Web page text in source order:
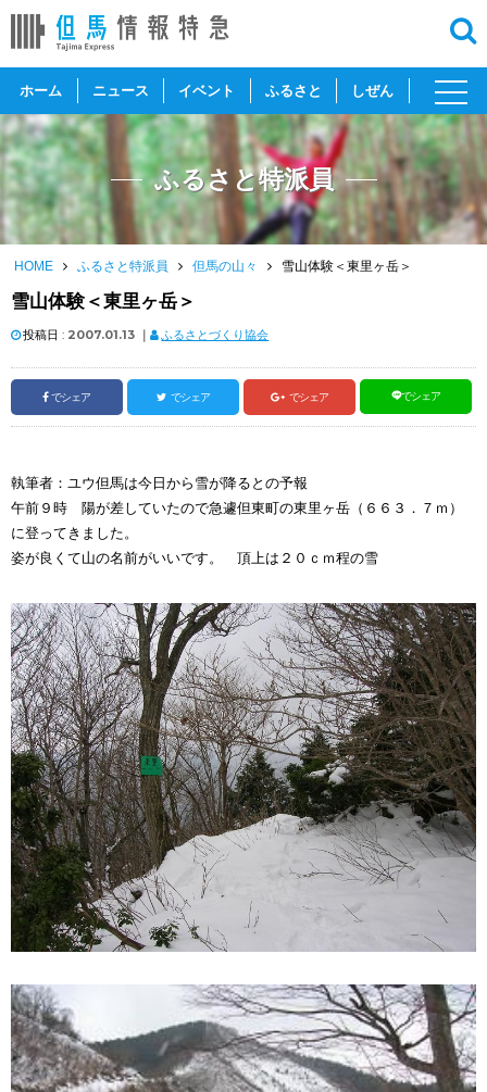
ホーム ニュース イベント ふるさと しぜん
toggle
ふるさと特派員
HOME ふるさと特派員 但馬の山々 雪山体験＜東里ヶ岳＞
雪山体験＜東里ヶ岳＞
投稿日 : 2007.01.13 ｜ ふるさとづくり協会
でシェア でシェア でシェア でシェア
執筆者：ユウ但馬は今日から雪が降るとの予報
午前９時 陽が差していたので急遽但東町の東里ヶ岳（６６３．７ｍ）
に登ってきました。
姿が良くて山の名前がいいです。 頂上は２０ｃｍ程の雪